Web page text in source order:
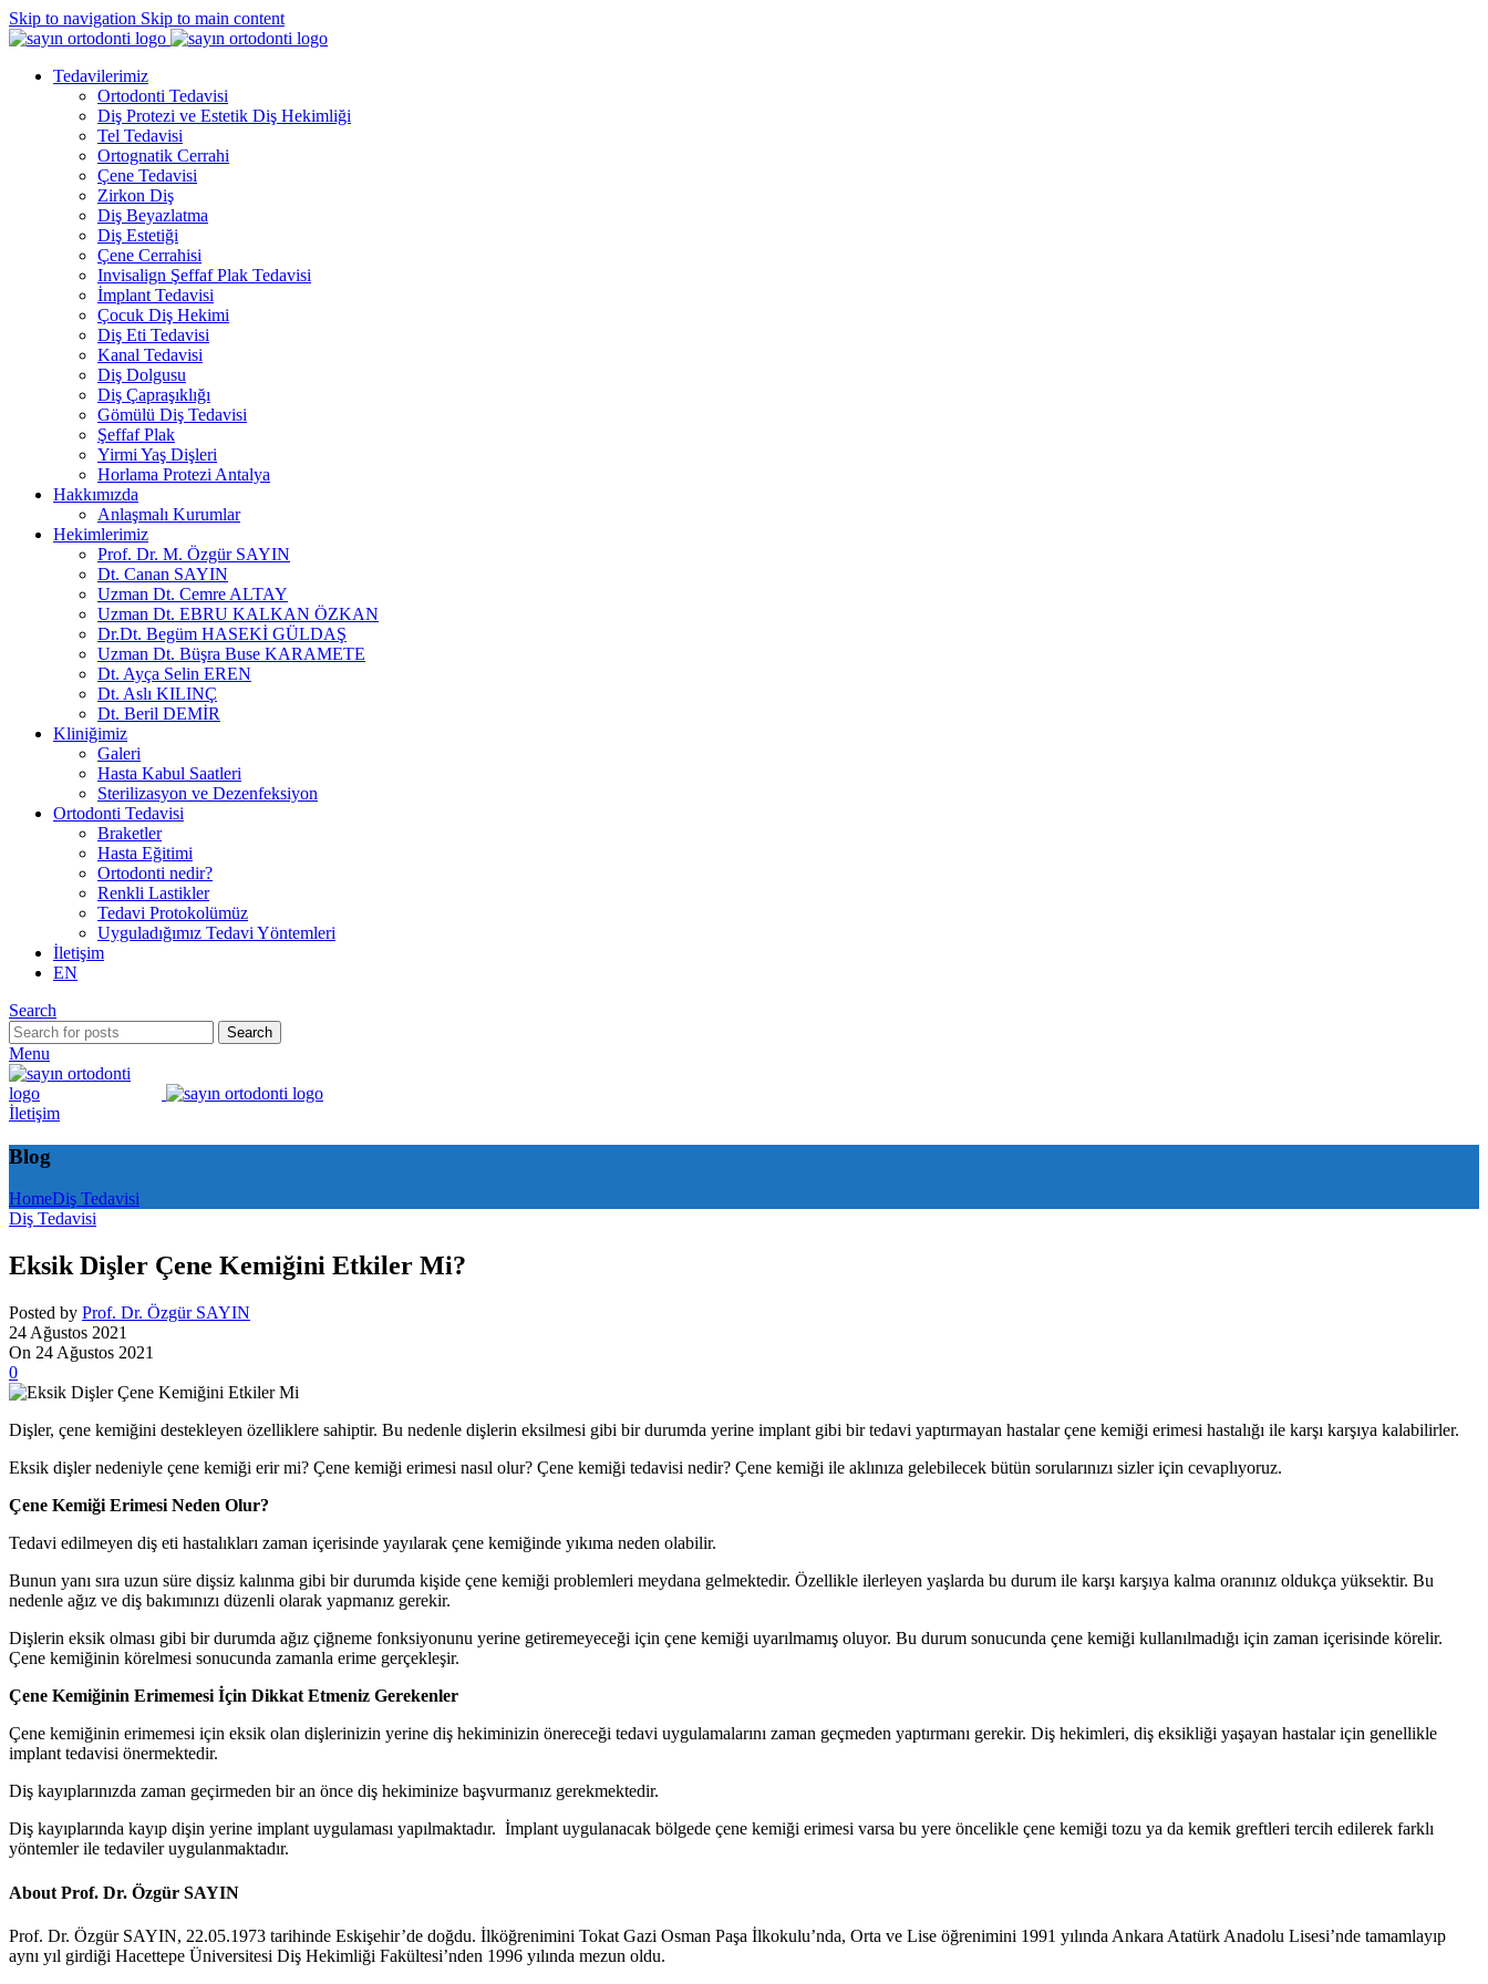
Skip to navigation Skip to main content
Tedavilerimiz
Ortodonti Tedavisi
Diş Protezi ve Estetik Diş Hekimliği
Tel Tedavisi
Ortognatik Cerrahi
Çene Tedavisi
Zirkon Diş
Diş Beyazlatma
Diş Estetiği
Çene Cerrahisi
Invisalign Şeffaf Plak Tedavisi
İmplant Tedavisi
Çocuk Diş Hekimi
Diş Eti Tedavisi
Kanal Tedavisi
Diş Dolgusu
Diş Çapraşıklığı
Gömülü Diş Tedavisi
Şeffaf Plak
Yirmi Yaş Dişleri
Horlama Protezi Antalya
Hakkımızda
Anlaşmalı Kurumlar
Hekimlerimiz
Prof. Dr. M. Özgür SAYIN
Dt. Canan SAYIN
Uzman Dt. Cemre ALTAY
Uzman Dt. EBRU KALKAN ÖZKAN
Dr.Dt. Begüm HASEKİ GÜLDAŞ
Uzman Dt. Büşra Buse KARAMETE
Dt. Ayça Selin EREN
Dt. Aslı KILINÇ
Dt. Beril DEMİR
Kliniğimiz
Galeri
Hasta Kabul Saatleri
Sterilizasyon ve Dezenfeksiyon
Ortodonti Tedavisi
Braketler
Hasta Eğitimi
Ortodonti nedir?
Renkli Lastikler
Tedavi Protokolümüz
Uyguladığımız Tedavi Yöntemleri
İletişim
EN
Search
Search
Menu
İletişim
Blog
HomeDiş Tedavisi
Diş Tedavisi
Eksik Dişler Çene Kemiğini Etkiler Mi?
Posted by Prof. Dr. Özgür SAYIN
24 Ağustos 2021
On 24 Ağustos 2021
0
Dişler, çene kemiğini destekleyen özelliklere sahiptir. Bu nedenle dişlerin eksilmesi gibi bir durumda yerine implant gibi bir tedavi yaptırmayan hastalar çene kemiği erimesi hastalığı ile karşı karşıya kalabilirler.
Eksik dişler nedeniyle çene kemiği erir mi? Çene kemiği erimesi nasıl olur? Çene kemiği tedavisi nedir? Çene kemiği ile aklınıza gelebilecek bütün sorularınızı sizler için cevaplıyoruz.
Çene Kemiği Erimesi Neden Olur?
Tedavi edilmeyen diş eti hastalıkları zaman içerisinde yayılarak çene kemiğinde yıkıma neden olabilir.
Bunun yanı sıra uzun süre dişsiz kalınma gibi bir durumda kişide çene kemiği problemleri meydana gelmektedir. Özellikle ilerleyen yaşlarda bu durum ile karşı karşıya kalma oranınız oldukça yüksektir. Bu
nedenle ağız ve diş bakımınızı düzenli olarak yapmanız gerekir.
Dişlerin eksik olması gibi bir durumda ağız çiğneme fonksiyonunu yerine getiremeyeceği için çene kemiği uyarılmamış oluyor. Bu durum sonucunda çene kemiği kullanılmadığı için zaman içerisinde körelir.
Çene kemiğinin körelmesi sonucunda zamanla erime gerçekleşir.
Çene Kemiğinin Erimemesi İçin Dikkat Etmeniz Gerekenler
Çene kemiğinin erimemesi için eksik olan dişlerinizin yerine diş hekiminizin önereceği tedavi uygulamalarını zaman geçmeden yaptırmanı gerekir. Diş hekimleri, diş eksikliği yaşayan hastalar için genellikle
implant tedavisi önermektedir.
Diş kayıplarınızda zaman geçirmeden bir an önce diş hekiminize başvurmanız gerekmektedir.
Diş kayıplarında kayıp dişin yerine implant uygulaması yapılmaktadır. İmplant uygulanacak bölgede çene kemiği erimesi varsa bu yere öncelikle çene kemiği tozu ya da kemik greftleri tercih edilerek farklı
yöntemler ile tedaviler uygulanmaktadır.
About Prof. Dr. Özgür SAYIN
Prof. Dr. Özgür SAYIN, 22.05.1973 tarihinde Eskişehir’de doğdu. İlköğrenimini Tokat Gazi Osman Paşa İlkokulu’nda, Orta ve Lise öğrenimini 1991 yılında Ankara Atatürk Anadolu Lisesi’nde tamamlayıp
aynı yıl girdiği Hacettepe Üniversitesi Diş Hekimliği Fakültesi’nden 1996 yılında mezun oldu.